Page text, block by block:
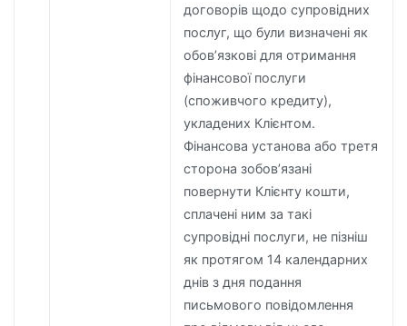
договорів щодо супровідних
послуг, що були визначені як
обов’язкові для отримання
фінансової послуги
(споживчого кредиту),
укладених Клієнтом.
Фінансова установа або третя
сторона зобов’язані
повернути Клієнту кошти,
сплачені ним за такі
супровідні послуги, не пізніш
як протягом 14 календарних
днів з дня подання
письмового повідомлення